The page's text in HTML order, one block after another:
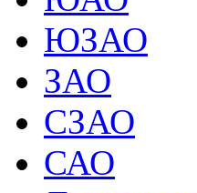
ЮЗАО
ЗАО
СЗАО
САО